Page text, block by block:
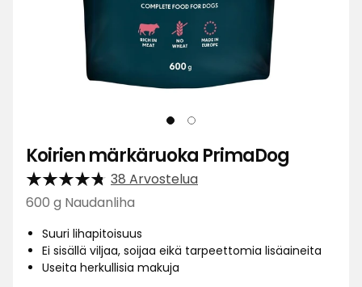
Koirien märkäruoka PrimaDog
38 Arvostelua
600 g Naudanliha
Suuri lihapitoisuus
Ei sisällä viljaa, soijaa eikä tarpeettomia lisäaineita
Useita herkullisia makuja